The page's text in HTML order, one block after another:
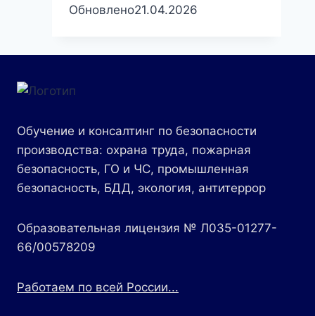
Обновлено21.04.2026
Обучение и консалтинг по безопасности
производства: охрана труда, пожарная
безопасность, ГО и ЧС, промышленная
безопасность, БДД, экология, антитеррор
Образовательная лицензия № Л035-01277-
66/00578209
Работаем по всей России...